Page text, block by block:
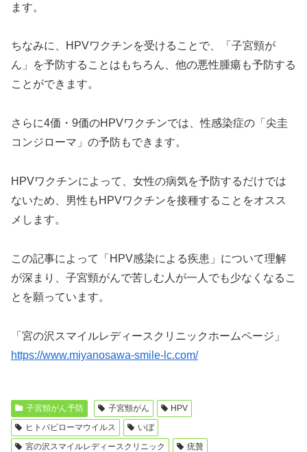
ます。
ちなみに、HPVワクチンを受けることで、「子宮頸が
ん」を予防することはもちろん、他の悪性腫瘍も予防する
ことができます。
さらに4価・9価のHPVワクチンでは、性感染症の「尖圭
コンジローマ」の予防もできます。
HPVワクチンによって、女性の病気を予防するだけでは
ないため、男性もHPVワクチンを接種することをオスス
メします。
この記事によって「HPV感染による疾患」について理解
が深まり、子宮頸がんで苦しむ人が一人でも少なくなるこ
とを願っています。
「宮の沢スマイルレディースクリニックホームページ」
https://www.miyanosawa-smile-lc.com/
子宮頸がん予防 子宮頸がん
HPV
ヒトパピローマウイルス
いぼ
宮の沢スマイルレディースクリニック
疣贅